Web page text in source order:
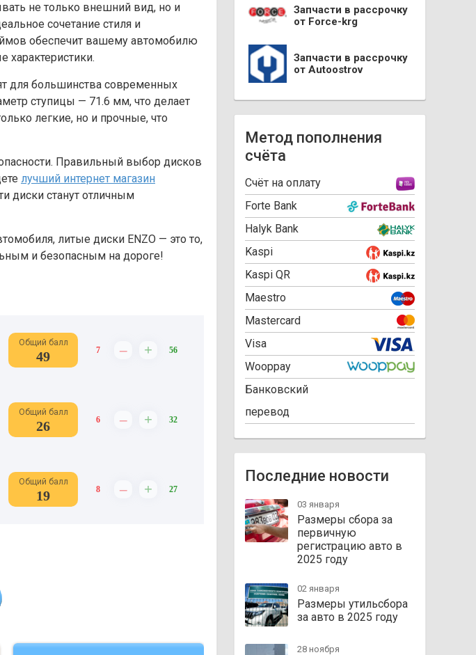
не только внешний вид, но и
сочетание стиля и
обеспечит вашему автомобилю
характеристики.
для большинства современных
ступицы — 71.6 мм, что делает
легкие, но и прочные, что
Правильный выбор дисков
лучший интернет магазин
диски станут отличным
литые диски ENZO — это то,
и безопасным на дороге!
Общий балл
49 7 – + 56
Общий балл
26 6 – + 32
Общий балл
19 8 – + 27
Запчасти в рассрочку
от Force-krg
Запчасти в рассрочку
от Autoostrov
Метод пополнения
счёта
Cчёт на оплату
Forte Bank
Halyk Bank
Kaspi
Kaspi QR
Maestro
Mastercard
Visa
Wooppay
Банковский
перевод
Последние новости
03 января
Размеры сбора за
первичную
регистрацию авто в
2025 году
02 января
Размеры утильсбора
за авто в 2025 году
28 ноября